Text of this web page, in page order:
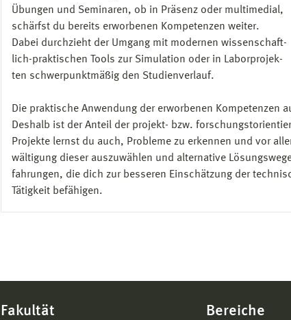
Übungen und Seminaren, ob in Präsenz oder multimedial,
schärfst du bereits erworbenen Kompetenzen weiter.
Dabei durchzieht der Umgang mit modernen wissen­schaft­
lich-prak­tischen Tools zur Simulation oder in Labor­pro­jek­
ten schwerpunktmäßig den Studienverlauf.
Die praktische Anwendung der erworbenen Kompetenzen
Deshalb ist der Anteil der projekt- bzw.
Projekte lernst du auch, Probleme zu erkennen und vor
wältigung dieser aus­zuwählen und alternative
fahrungen, die dich zur besseren Einschätzung der
Tätigkeit befähigen.
Fakultät Bereiche